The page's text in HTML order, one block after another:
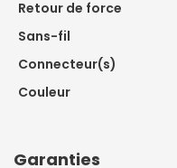
Retour de force
Sans-fil
Connecteur(s)
Couleur
Garanties